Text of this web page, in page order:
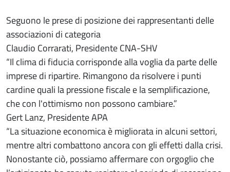
Seguono le prese di posizione dei rappresentanti delle
associazioni di categoria
Claudio Corrarati, Presidente CNA-SHV
“Il clima di fiducia corrisponde alla voglia da parte delle
imprese di ripartire. Rimangono da risolvere i punti
cardine quali la pressione fiscale e la semplificazione,
che con l'ottimismo non possono cambiare.”
Gert Lanz, Presidente APA
“La situazione economica è migliorata in alcuni settori,
mentre altri combattono ancora con gli effetti dalla crisi.
Nonostante ciò, possiamo affermare con orgoglio che